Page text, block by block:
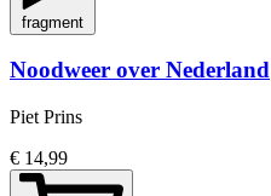
fragment
Noodweer over Nederland
Piet Prins
€ 14,99